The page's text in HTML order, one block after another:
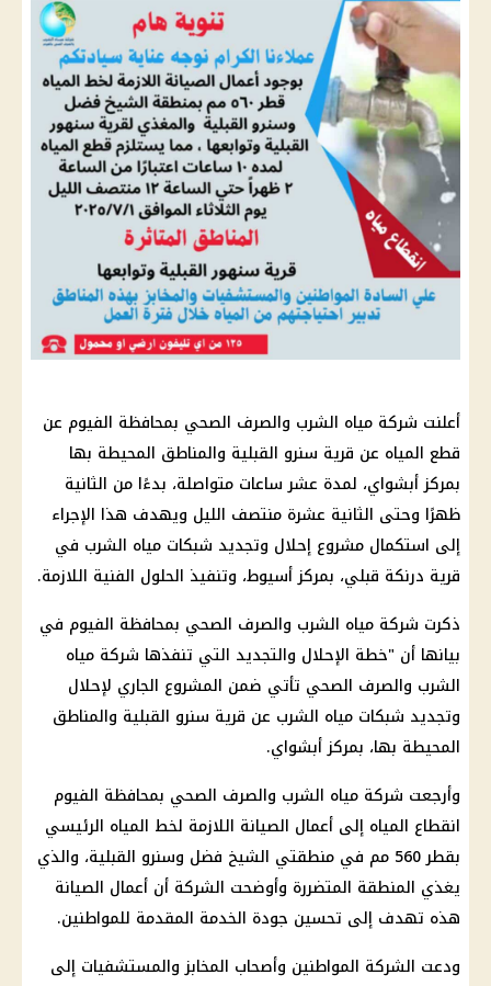
أعلنت شركة مياه الشرب والصرف الصحي بمحافظة الفيوم عن
قطع المياه عن قرية سنرو القبلية والمناطق المحيطة بها
بمركز أبشواي، لمدة عشر ساعات متواصلة، بدءًا من الثانية
ظهرًا وحتى الثانية عشرة منتصف الليل ويهدف هذا الإجراء
إلى استكمال مشروع إحلال وتجديد شبكات مياه الشرب في
قرية درنكة قبلي، بمركز أسيوط، وتنفيذ الحلول الفنية اللازمة.
ذكرت شركة مياه الشرب والصرف الصحي بمحافظة الفيوم في
بيانها أن "خطة الإحلال والتجديد التي تنفذها شركة مياه
الشرب والصرف الصحي تأتي ضمن المشروع الجاري لإحلال
وتجديد شبكات مياه الشرب عن قرية سنرو القبلية والمناطق
المحيطة بها، بمركز أبشواي.
وأرجعت شركة مياه الشرب والصرف الصحي بمحافظة الفيوم
انقطاع المياه إلى أعمال الصيانة اللازمة لخط المياه الرئيسي
بقطر 560 مم في منطقتي الشيخ فضل وسنرو القبلية، والذي
يغذي المنطقة المتضررة وأوضحت الشركة أن أعمال الصيانة
هذه تهدف إلى تحسين جودة الخدمة المقدمة للمواطنين.
ودعت الشركة المواطنين وأصحاب المخابز والمستشفيات إلى